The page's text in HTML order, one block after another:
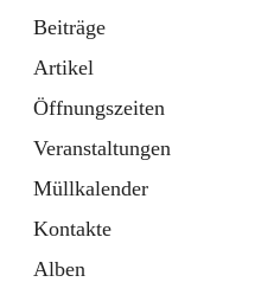
Beiträge
Artikel
Öffnungszeiten
Veranstaltungen
Müllkalender
Kontakte
Alben